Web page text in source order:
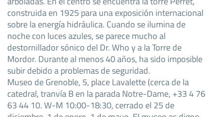
construida en 1925 para una exposición internacional
sobre la energía hidráulica. Cuando se ilumina de
noche con luces azules, se parece mucho al
destornillador sónico del Dr. Who y a la Torre de
Mordor. Durante al menos 40 años, ha sido imposible
subir debido a problemas de seguridad.
Museo de Grenoble, 5, place Lavalette (cerca de la
catedral, tranvía B en la parada Notre-Dame, +33 4 76
63 44 10. W-M 10:00-18:30, cerrado el 25 de